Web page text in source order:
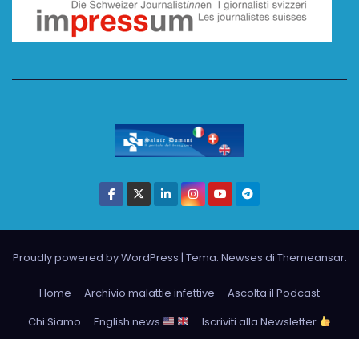
Proudly powered by WordPress | Tema: Newses di Themeansar.
Home Archivio malattie infettive
Ascolta il Podcast
Chi Siamo
English news
Iscriviti alla Newsletter